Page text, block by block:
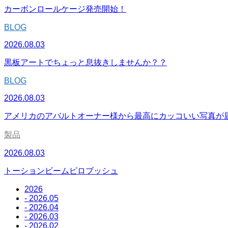
カーボンロールケージ発売開始！
BLOG
2026.08.03
黒板アートでちょっと息抜きしませんか？？
BLOG
2026.08.03
アメリカのアバルトオーナー様から最高にカッコいい写真が
製品
2026.08.03
トーションビームピロブッシュ
2026
- 2026.05
- 2026.04
- 2026.03
- 2026.02